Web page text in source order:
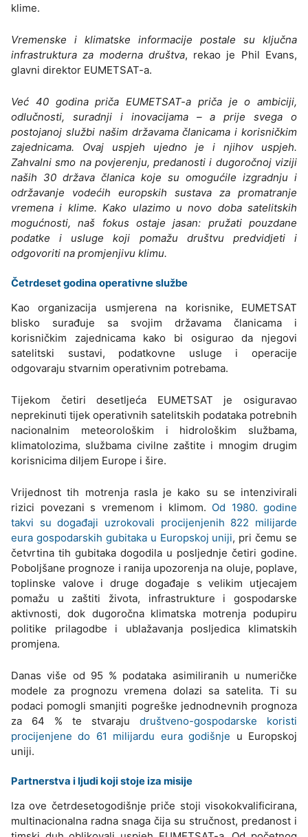
klime.
Vremenske i klimatske informacije postale su ključna
infrastruktura za moderna društva, rekao je Phil Evans,
glavni direktor EUMETSAT-a.
Već 40 godina priča EUMETSAT-a priča je o ambiciji,
odlučnosti, suradnji i inovacijama – a prije svega o
postojanoj službi našim državama članicama i korisničkim
zajednicama. Ovaj uspjeh ujedno je i njihov uspjeh.
Zahvalni smo na povjerenju, predanosti i dugoročnoj viziji
naših 30 država članica koje su omogućile izgradnju i
održavanje vodećih europskih sustava za promatranje
vremena i klime. Kako ulazimo u novo doba satelitskih
mogućnosti, naš fokus ostaje jasan: pružati pouzdane
podatke i usluge koji pomažu društvu predvidjeti i
odgovoriti na promjenjivu klimu.
Četrdeset godina operativne službe
Kao organizacija usmjerena na korisnike, EUMETSAT
blisko surađuje sa svojim državama članicama i
korisničkim zajednicama kako bi osigurao da njegovi
satelitski sustavi, podatkovne usluge i operacije
odgovaraju stvarnim operativnim potrebama.
Tijekom četiri desetljeća EUMETSAT je osiguravao
neprekinuti tijek operativnih satelitskih podataka potrebnih
nacionalnim meteorološkim i hidrološkim službama,
klimatolozima, službama civilne zaštite i mnogim drugim
korisnicima diljem Europe i šire.
Vrijednost tih motrenja rasla je kako su se intenzivirali
rizici povezani s vremenom i klimom. Od 1980. godine
takvi su događaji uzrokovali procijenjenih 822 milijarde
eura gospodarskih gubitaka u Europskoj uniji, pri čemu se
četvrtina tih gubitaka dogodila u posljednje četiri godine.
Poboljšane prognoze i ranija upozorenja na oluje, poplave,
toplinske valove i druge događaje s velikim utjecajem
pomažu u zaštiti života, infrastrukture i gospodarske
aktivnosti, dok dugoročna klimatska motrenja podupiru
politike prilagodbe i ublažavanja posljedica klimatskih
promjena.
Danas više od 95 % podataka asimiliranih u numeričke
modele za prognozu vremena dolazi sa satelita. Ti su
podaci pomogli smanjiti pogreške jednodnevnih prognoza
za 64 % te stvaraju društveno-gospodarske koristi
procijenjene do 61 milijardu eura godišnje u Europskoj
uniji.
Partnerstva i ljudi koji stoje iza misije
Iza ove četrdesetogodišnje priče stoji visokokvalificirana,
multinacionalna radna snaga čija su stručnost, predanost i